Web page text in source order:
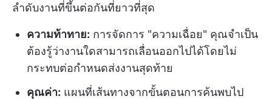
ลำดับงานที่ขึ้นต่อกันที่ยาวที่สุด
ความท้าทาย: การจัดการ "ความเฉื่อย" คุณจำเป็น
ต้องรู้ว่างานใดสามารถเลื่อนออกไปได้โดยไม่
กระทบต่อกำหนดส่งงานสุดท้าย
คุณค่า: แผนที่เส้นทางจากขั้นตอนการค้นพบไป